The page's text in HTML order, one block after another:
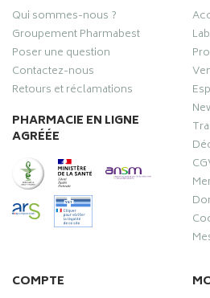
Qui sommes-nous ?
Groupement Pharmabest
Poser une question
Contactez-nous
Retours et réclamations
PHARMACIE EN LIGNE
AGRÉÉE
COMPTE